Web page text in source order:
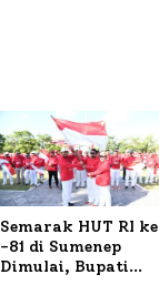
Semarak HUT RI ke
-81 di Sumenep
Dimulai, Bupati